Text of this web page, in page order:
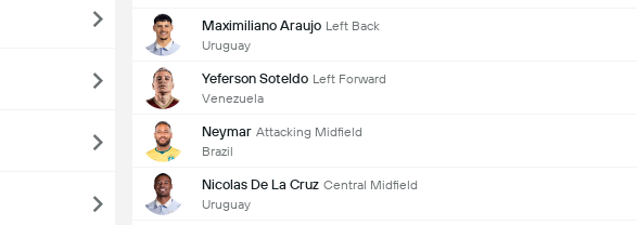
Maximiliano Araujo Left Back
Uruguay
Yeferson Soteldo Left Forward
Venezuela
Neymar Attacking Midfield
Brazil
Nicolas De La Cruz Central Midfield
Uruguay